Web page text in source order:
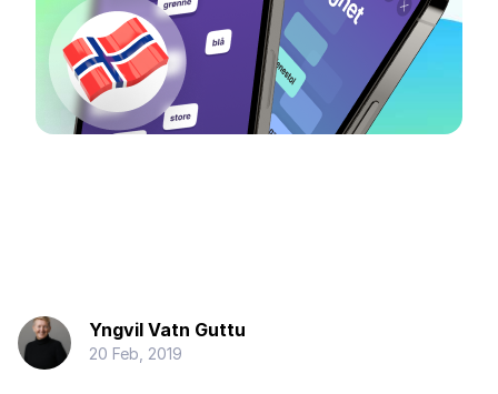
Yngvil Vatn Guttu
20 Feb, 2019